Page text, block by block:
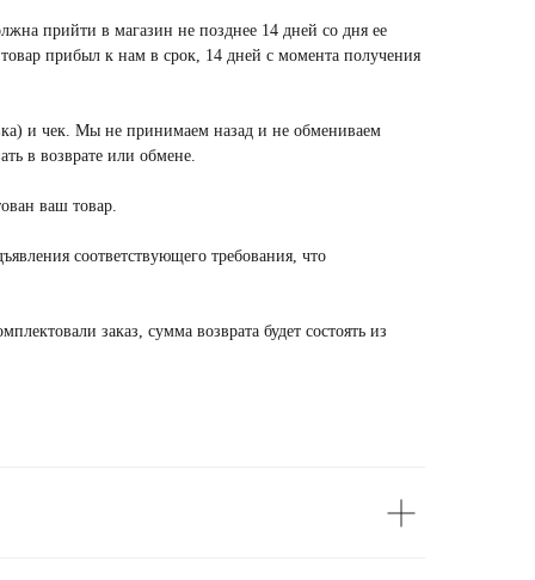
прийти в магазин не позднее 14 дней со дня ее
прибыл к нам в срок, 14 дней с момента получения
и чек. Мы не принимаем назад и не обмениваем
в возврате или обмене.
ваш товар.
соответствующего требования, что
заказ, сумма возврата будет состоять из